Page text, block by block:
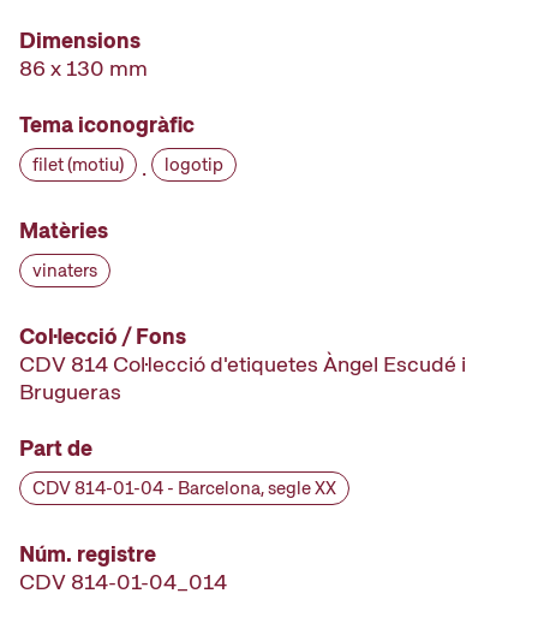
Dimensions
86 x 130 mm
Tema iconogràfic
filet (motiu) · logotip
Matèries
vinaters
Col·lecció / Fons
CDV 814 Col·lecció d'etiquetes Àngel Escudé i
Brugueras
Part de
CDV 814-01-04 - Barcelona, segle XX
Núm. registre
CDV 814-01-04_014